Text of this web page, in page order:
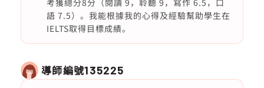
考獲總分8分（閱讀 9，聆聽 9，寫作 6.5，口
語 7.5）。我能根據我的心得及經驗幫助學生在
IELTS取得目標成績。
導師編號135225